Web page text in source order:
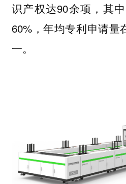
识产权达90余项，其
60%，年均专利申请量
一。